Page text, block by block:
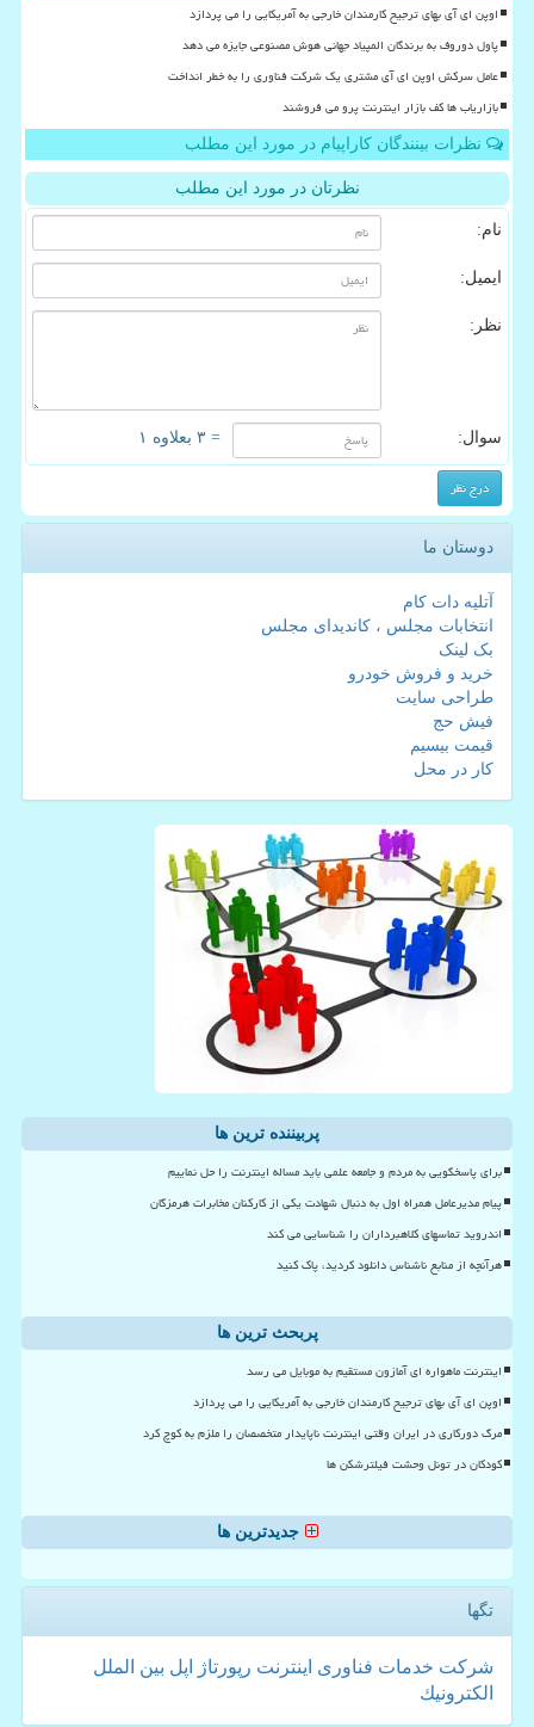
اوپن ای آی بهای ترجیح کارمندان خارجی به آمریکایی را می پردازد
پاول دوروف به برندگان المپیاد جهانی هوش مصنوعی جایزه می دهد
عامل سرکش اوپن ای آی مشتری یک شرکت فناوری را به خطر انداخت
بازاریاب ها کف بازار اینترنت پرو می فروشند
نظرات بینندگان کاراپیام در مورد این مطلب
نظرتان در مورد این مطلب
نام:
ایمیل:
نظر:
سوال: = ۳ بعلاوه ۱
دوستان ما
آتلیه دات کام
انتخابات مجلس ، کاندیدای مجلس
بک لینک
خرید و فروش خودرو
طراحی سایت
فیش حج
قیمت بیسیم
کار در محل
پربیننده ترین ها
برای پاسخگویی به مردم و جامعه علمی باید مساله اینترنت را حل نماییم
پیام مدیرعامل همراه اول به دنبال شهادت یکی از کارکنان مخابرات هرمزگان
اندروید تماسهای کلاهبرداران را شناسایی می کند
هرآنچه از منابع ناشناس دانلود کردید، پاک کنید
پربحث ترین ها
اینترنت ماهواره ای آمازون مستقیم به موبایل می رسد
اوپن ای آی بهای ترجیح کارمندان خارجی به آمریکایی را می پردازد
مرگ دورکاری در ایران وقتی اینترنت ناپایدار متخصصان را ملزم به کوچ کرد
کودکان در تونل وحشت فیلترشکن ها
جدیدترین ها
تگها
شركت خدمات فناوری اینترنت رپورتاژ اپل بین الملل
الكترونیك